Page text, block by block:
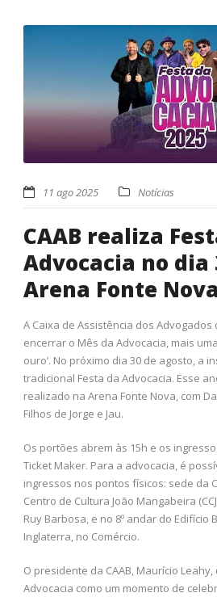
11 ago 2025 Notícias
CAAB realiza
Advocacia no dia
Arena Fonte Nova
A Caixa de Assistência dos Advogados
encerrar o Mês da Advocacia, mais
ouro’. No próximo dia 30 de agosto, a
tradicional Festa da Advocacia. Esse
realizado na Arena Fonte Nova, com
Filhos de Jorge e Jau.
Os portões abrem às 15h e os
Ticket Maker. Para a advocacia, é
ingressos nos pontos físicos: sede da
Centro de Cultura João Mangabeira
Ruy Barbosa, e no 8º andar do Edifício
Inglaterra, no Comércio.
O presidente da CAAB, Maurício
Advocacia como um momento de